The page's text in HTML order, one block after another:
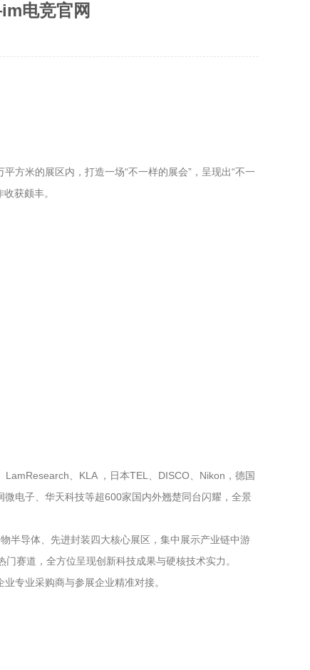
电竞官网
方米的展区内，打造一场“不一样的展会”，呈现出“不一
获颇丰。
、KLA ，日本TEL、DISCO、Nikon，德国
电子、华天科技等超600家国内外翘楚同台闪耀，全景
半导体、先进封装四大核心展区，集中展示产业链中游
赛道，全方位呈现创新科技成果与硬核技术实力。
专业采购商与参展企业精准对接。